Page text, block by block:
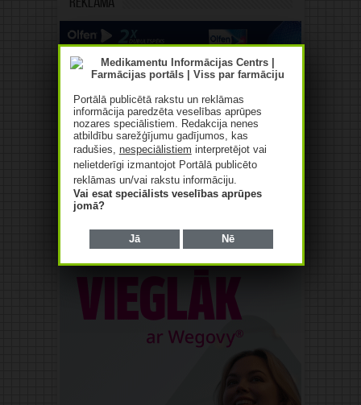
Reklāma
Reklāma
Portālā publicētā rakstu un reklāmas
informācija paredzēta veselības aprūpes
nozares speciālistiem. Redakcija nenes
atbildību sarežģījumu gadījumos, kas
radušies, nespeciālistiem interpretējot vai
nelietderīgi izmantojot Portālā publicēto
reklāmas un/vai rakstu informāciju.
Vai esat speciālists veselības aprūpes
jomā?
Jā Nē